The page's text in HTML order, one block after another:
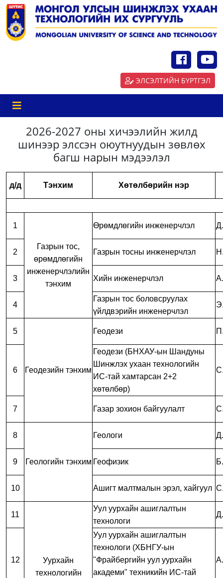
ЭЛСЭЛТИЙН БҮРТГЭЛ
2026-2027 оны хичээлийн жилд
шинээр элссэн оюутнуудын зөвлөх
багш нарын мэдээлэл
д/д Тэнхим Хөтөлбөрийн нэр
1
Газрын тос,
өрөмдлөгийн
инженерчлэлийн
тэнхим
Өрөмдлөгийн инженерчлэл
2 Газрын тосны инженерчлэл
3 Хийн инженерчлэл
4
Газрын тос боловсруулах
үйлдвэрийн инженерчлэл
5
Геодезийн тэнхим
Геодези
6
Геодези (БНХАУ-ын Шандуны
Шинжлэх ухаан технологийн
ИС-тай хамтарсан 2+2
хөтөлбөр)
7 Газар зохион байгуулалт
8
Геологийн тэнхим
Геологи
9 Геофизик
10 Ашигт малтмалын эрэл, хайгуул
11
Уурхайн
технологийн
Уул уурхайн ашиглалтын
технологи
12
Уул уурхайн ашиглалтын
технологи (ХБНГУ-ын
"Фрайбергийн уул уурхайн
академи" техникийн ИС-тай